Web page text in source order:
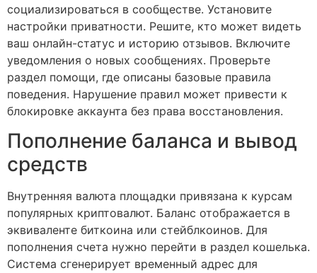
социализироваться в сообществе. Установите
настройки приватности. Решите, кто может видеть
ваш онлайн-статус и историю отзывов. Включите
уведомления о новых сообщениях. Проверьте
раздел помощи, где описаны базовые правила
поведения. Нарушение правил может привести к
блокировке аккаунта без права восстановления.
Пополнение баланса и вывод
средств
Внутренняя валюта площадки привязана к курсам
популярных криптовалют. Баланс отображается в
эквиваленте биткоина или стейблкоинов. Для
пополнения счета нужно перейти в раздел кошелька.
Система сгенерирует временный адрес для